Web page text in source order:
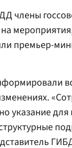
члены
на
премьер-
указание для